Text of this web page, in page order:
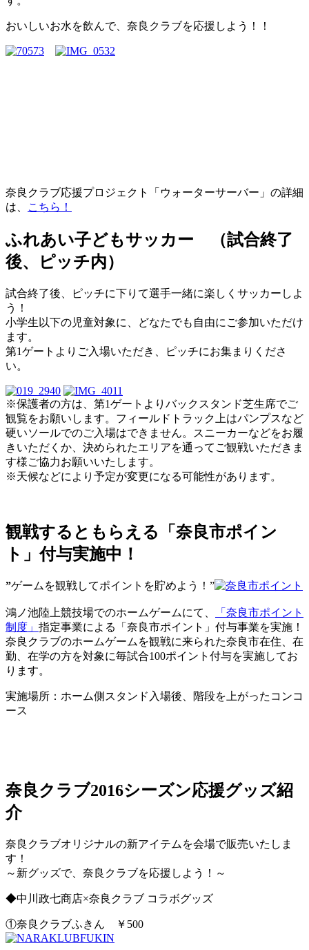
おいしいお水を飲んで、奈良クラブを応援しよう！！
奈良クラブ応援プロジェクト「ウォーターサーバー」の詳細
は、
こちら！
ふれあい子どもサッカー （試合終了
後、ピッチ内）
試合終了後、ピッチに下りて選手一緒に楽しくサッカーしよ
う！
小学生以下の児童対象に、どなたでも自由にご参加いただけ
ます。
第1ゲートよりご入場いただき、ピッチにお集まりくださ
い。
※保護者の方は、第1ゲートよりバックスタンド芝生席でご
観覧をお願いします。フィールドトラック上はパンプスなど
硬いソールでのご入場はできません。スニーカーなどをお履
きいただくか、決められたエリアを通ってご観戦いただきま
す様ご協力お願いいたします。
※天候などにより予定が変更になる可能性があります。
観戦するともらえる「奈良市ポイン
ト」付与実施中！
”ゲームを観戦してポイントを貯めよう！”
鴻ノ池陸上競技場でのホームゲームにて、
「奈良市ポイント
制度」 指定事業による「奈良市ポイント」付与事業を実施！
奈良クラブのホームゲームを観戦に来られた奈良市在住、在
勤、在学の方を対象に毎試合100ポイント付与を実施してお
ります。
実施場所：ホーム側スタンド入場後、階段を上がったコンコ
ース
奈良クラブ2016シーズン応援グッズ紹
介
奈良クラブオリジナルの新アイテムを会場で販売いたしま
す！
～新グッズで、奈良クラブを応援しよう！～
◆中川政七商店×奈良クラブ コラボグッズ
①奈良クラブふきん ￥500